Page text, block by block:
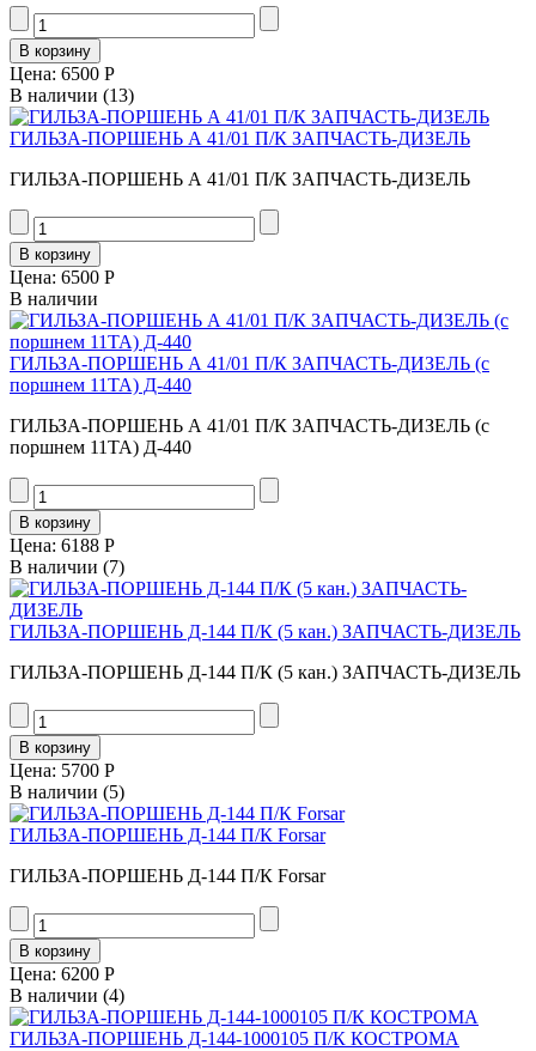
Цена: 6500 Р
В наличии (13)
ГИЛЬЗА-ПОРШЕНЬ А 41/01 П/К ЗАПЧАСТЬ-ДИЗЕЛЬ
ГИЛЬЗА-ПОРШЕНЬ А 41/01 П/К ЗАПЧАСТЬ-ДИЗЕЛЬ
Цена: 6500 Р
В наличии
ГИЛЬЗА-ПОРШЕНЬ А 41/01 П/К ЗАПЧАСТЬ-ДИЗЕЛЬ (с
поршнем 11ТА) Д-440
ГИЛЬЗА-ПОРШЕНЬ А 41/01 П/К ЗАПЧАСТЬ-ДИЗЕЛЬ (с
поршнем 11ТА) Д-440
Цена: 6188 Р
В наличии (7)
ГИЛЬЗА-ПОРШЕНЬ Д-144 П/К (5 кан.) ЗАПЧАСТЬ-ДИЗЕЛЬ
ГИЛЬЗА-ПОРШЕНЬ Д-144 П/К (5 кан.) ЗАПЧАСТЬ-ДИЗЕЛЬ
Цена: 5700 Р
В наличии (5)
ГИЛЬЗА-ПОРШЕНЬ Д-144 П/К Forsar
ГИЛЬЗА-ПОРШЕНЬ Д-144 П/К Forsar
Цена: 6200 Р
В наличии (4)
ГИЛЬЗА-ПОРШЕНЬ Д-144-1000105 П/К КОСТРОМА